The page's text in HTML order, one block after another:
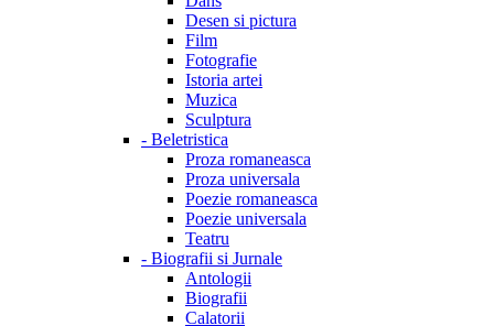
Desen si pictura
Film
Fotografie
Istoria artei
Muzica
Sculptura
- Beletristica
Proza romaneasca
Proza universala
Poezie romaneasca
Poezie universala
Teatru
- Biografii si Jurnale
Antologii
Biografii
Calatorii